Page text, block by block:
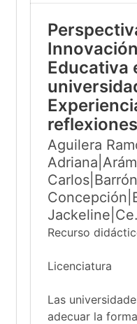
Innovación
Educativa
Aguilera
Recurso
Licenciatura
Las
adecuar la